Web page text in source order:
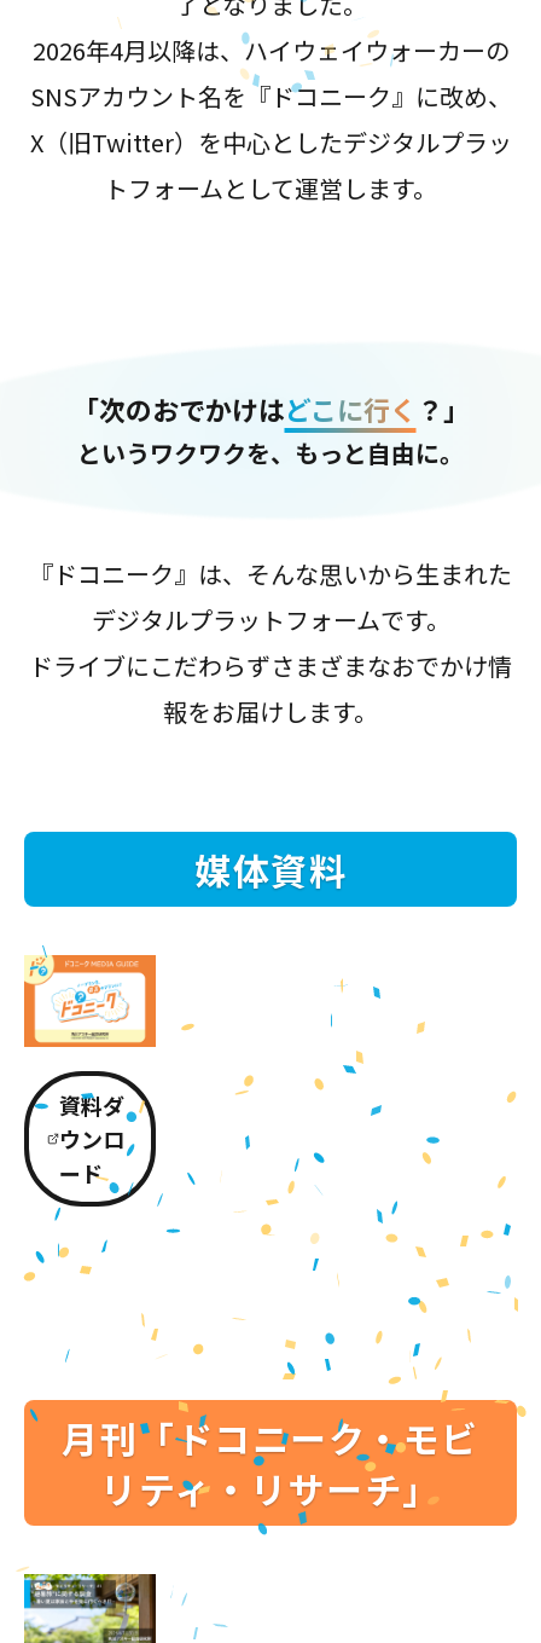
2026年4月以降は、ハイウェイウォーカーの
SNSアカウント名を『ドコニーク』に改め、
X（旧Twitter）を中心としたデジタルプラッ
トフォームとして運営します。
「次のおでかけはどこに行く ？」
というワクワクを、もっと自由に。
『ドコニーク』は、そんな思いから生まれた
デジタルプラットフォームです。
ドライブにこだわらずさまざまなおでかけ情
報をお届けします。
媒体資料
資料ダ
ウンロ
ード
月刊「ドコニーク・モビ
リティ・リサーチ」